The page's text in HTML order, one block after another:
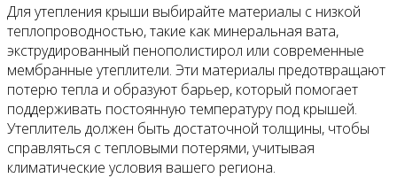
Для утепления крыши выбирайте материалы с низкой
теплопроводностью, такие как минеральная вата,
экструдированный пенополистирол или современные
мембранные утеплители. Эти материалы предотвращают
потерю тепла и образуют барьер, который помогает
поддерживать постоянную температуру под крышей.
Утеплитель должен быть достаточной толщины, чтобы
справляться с тепловыми потерями, учитывая
климатические условия вашего региона.